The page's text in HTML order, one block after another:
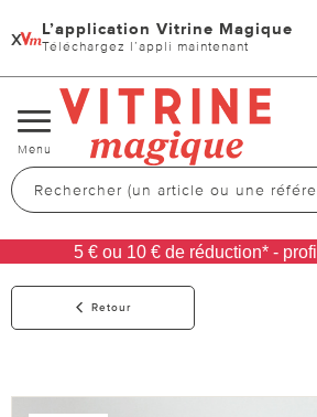
x L’application Vitrine Magique
Téléchargez l’appli maintenant
Changer
de
navigation
Menu
5 € ou 10 € de réduction* -
Retour